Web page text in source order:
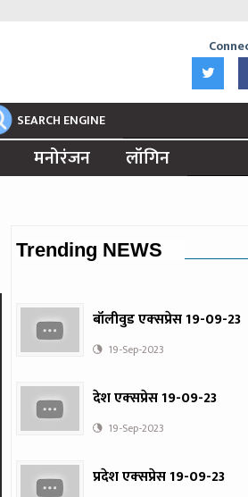
SEARCH ENGINE
मनोरंजन लॉगिन
Trending NEWS
बॉलीवुड एक्‍सप्रेस 19-09-23
19-Sep-2023
देश एक्‍सप्रेस 19-09-23
19-Sep-2023
प्रदेश एक्‍सप्रेस 19-09-23